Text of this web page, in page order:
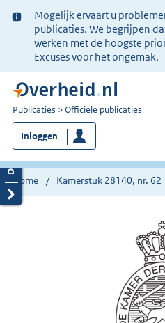
Ter
informatie:
Mogelijk ervaart u
publicaties. We begrijpen
werken met de hoogste
Excuses voor het ongemak.
U
bent
nu
hier:
Publicaties Officiële publicaties
Inloggen
Home Kamerstuk 28140, nr. 62